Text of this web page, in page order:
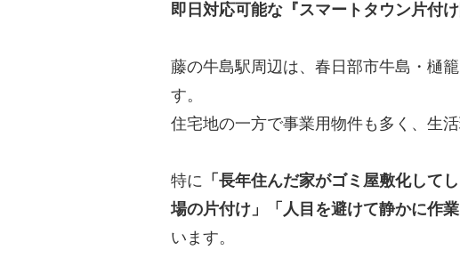
即日対応可能な『スマートタウン片付け
藤の牛島駅周辺は、春日部市牛島・樋
す。
住宅地の一方で事業用物件も多く、生
特に 「長年住んだ家がゴミ屋敷化して
場の片付け」「人目を避けて静かに作業
います。